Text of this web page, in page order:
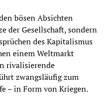
bösen Absichten
der Gesellschaft, sondern
des Kapitalismus
einem Weltmarkt
rivalisierende
zwangsläufig zum
– in Form von Kriegen.